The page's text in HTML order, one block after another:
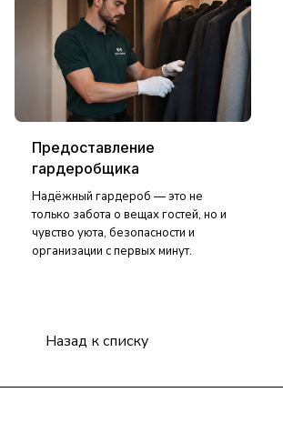
Предоставление
гардеробщика
Надёжный гардероб — это не
только забота о вещах гостей, но и
чувство уюта, безопасности и
организации с первых минут.
Назад к списку